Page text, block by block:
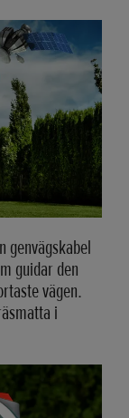
genvägskabel
guidar den
vägen.
i